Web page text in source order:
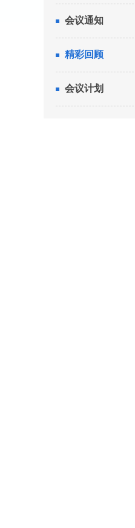
会议通知
精彩回顾
会议计划